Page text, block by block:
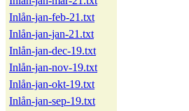
Inlån-jan-feb-21.txt
Inlån-jan-jan-21.txt
Inlån-jan-dec-19.txt
Inlån-jan-nov-19.txt
Inlån-jan-okt-19.txt
Inlån-jan-sep-19.txt